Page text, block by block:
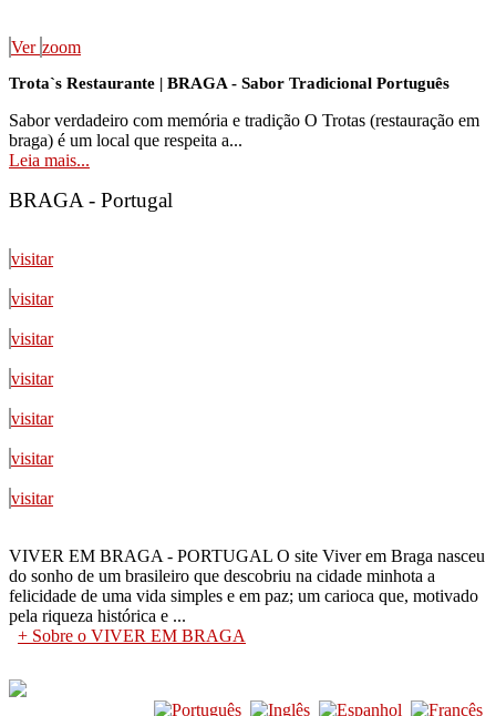
Ver zoom
Trota`s Restaurante | BRAGA - Sabor Tradicional Português
Sabor verdadeiro com memória e tradição O Trotas (restauração em
braga) é um local que respeita a...
Leia mais...
BRAGA - Portugal
visitar
visitar
visitar
visitar
visitar
visitar
visitar
VIVER EM BRAGA - PORTUGAL O site Viver em Braga nasceu
do sonho de um brasileiro que descobriu na cidade minhota a
felicidade de uma vida simples e em paz; um carioca que, motivado
pela riqueza histórica e ...
+ Sobre o VIVER EM BRAGA